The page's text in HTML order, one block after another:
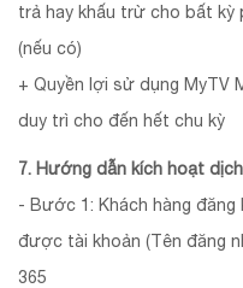
trả hay khấu trừ cho bất
(nếu có)
+ Quyền lợi sử dụng MyTV
duy trì cho đến hết chu kỳ
7. Hướng dẫn kích hoạt
- Bước 1: Khách hàng
được tài khoản (Tên đăng
365